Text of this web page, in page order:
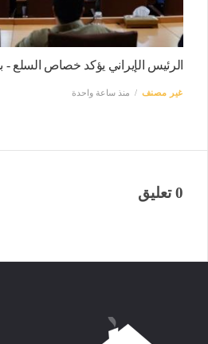
الرئيس الإيراني يؤكد خصاص السلع -
غير مصنف منذ ساعة واحدة
0 تعليق